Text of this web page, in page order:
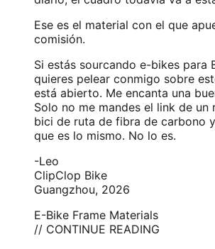
Ese es el material con el que
comisión.
Si estás sourcando e-bikes para
quieres pelear conmigo sobre
está abierto. Me encanta una
Solo no me mandes el link de un
bici de ruta de fibra de carbono
que es lo mismo. No lo es.
-Leo
ClipClop Bike
Guangzhou, 2026
E-Bike Frame Materials
// CONTINUE READING